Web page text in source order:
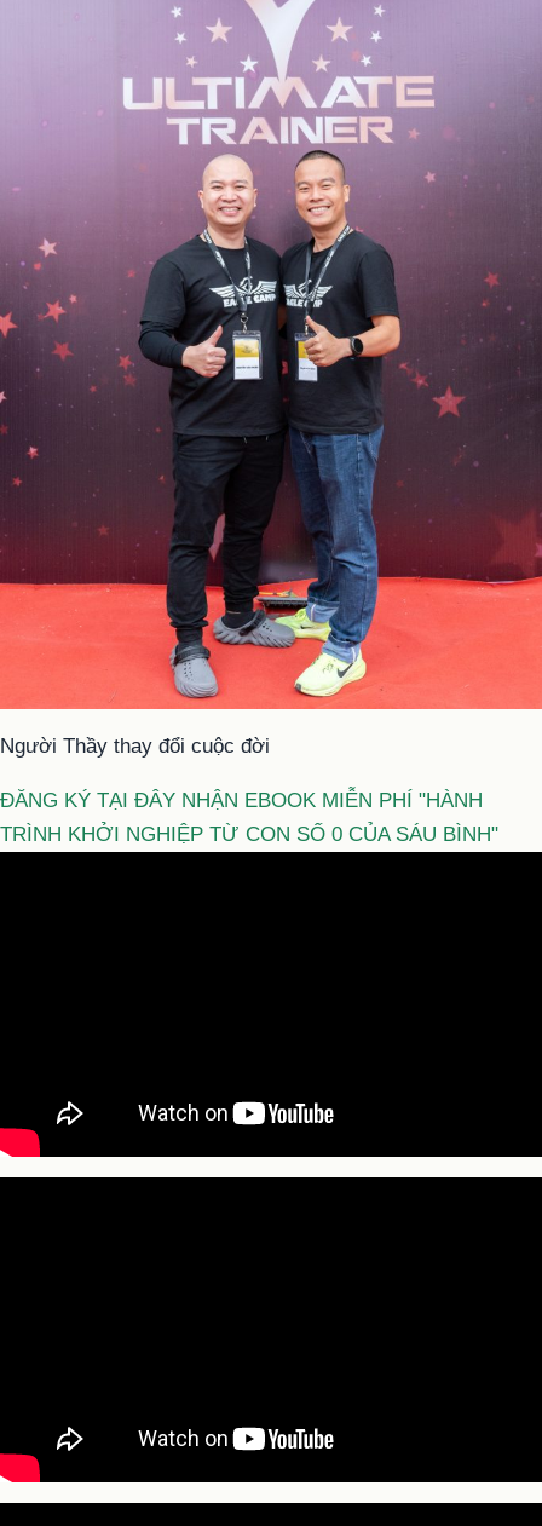
Người Thầy thay đổi cuộc đời
ĐĂNG KÝ TẠI ĐÂY NHẬN EBOOK MIỄN PHÍ "HÀNH
TRÌNH KHỞI NGHIỆP TỪ CON SỐ 0 CỦA SÁU BÌNH"